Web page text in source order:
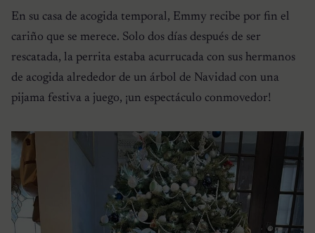
En su casa de acogida temporal, Emmy recibe por fin el
cariño que se merece. Solo dos días después de ser
rescatada, la perrita estaba acurrucada con sus hermanos
de acogida alrededor de un árbol de Navidad con una
pijama festiva a juego, ¡un espectáculo conmovedor!